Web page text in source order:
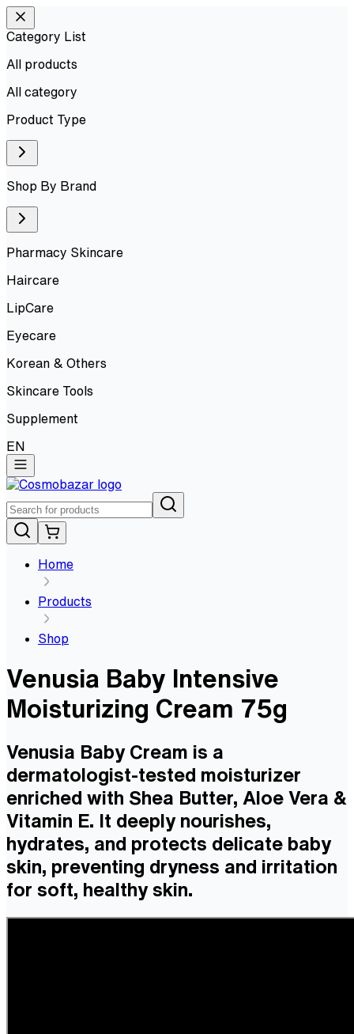
Category List
All products
All category
Product Type
Shop By Brand
Pharmacy Skincare
Haircare
LipCare
Eyecare
Korean & Others
Skincare Tools
Supplement
EN
Home
Products
Shop
Venusia Baby Intensive
Moisturizing Cream 75g
Venusia Baby Cream is a
dermatologist-tested moisturizer
enriched with Shea Butter, Aloe Vera &
Vitamin E. It deeply nourishes,
hydrates, and protects delicate baby
skin, preventing dryness and irritation
for soft, healthy skin.